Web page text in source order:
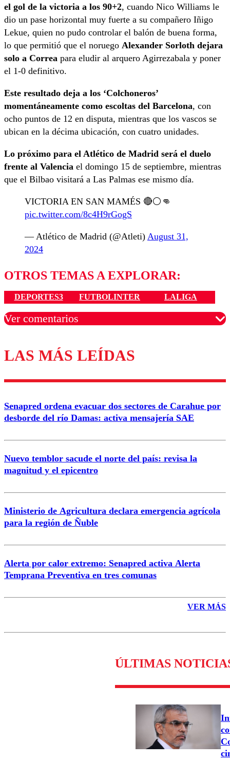
el gol de la victoria a los 90+2, cuando Nico Williams le
dio un pase horizontal muy fuerte a su compañero Iñigo
Lekue, quien no pudo controlar el balón de buena forma,
lo que permitió que el noruego Alexander Sorloth dejara
solo a Correa para eludir al arquero Agirrezabala y poner
el 1-0 definitivo.
Este resultado deja a los ‘Colchoneros’
momentáneamente como escoltas del Barcelona, con
ocho puntos de 12 en disputa, mientras que los vascos se
ubican en la décima ubicación, con cuatro unidades.
Lo próximo para el Atlético de Madrid será el duelo
frente al Valencia el domingo 15 de septiembre, mientras
que el Bilbao visitará a Las Palmas ese mismo día.
VICTORIA EN SAN MAMÉS 🔴⚪👊
pic.twitter.com/8c4H9rGogS
— Atlético de Madrid (@Atleti) August 31,
2024
OTROS TEMAS A EXPLORAR:
DEPORTES3 FUTBOLINTER LALIGA
Ver comentarios
Los comentarios son moderados para garantizar un
diálogo respetuoso.
Nombre
Correo
LAS MÁS LEÍDAS
Senapred ordena evacuar dos sectores de Carahue por
desborde del río Damas: activa mensajería SAE
Nuevo temblor sacude el norte del país: revisa la
magnitud y el epicentro
Ministerio de Agricultura declara emergencia agrícola
para la región de Ñuble
Alerta por calor extremo: Senapred activa Alerta
Temprana Preventiva en tres comunas
VER MÁS
ÚLTIMAS